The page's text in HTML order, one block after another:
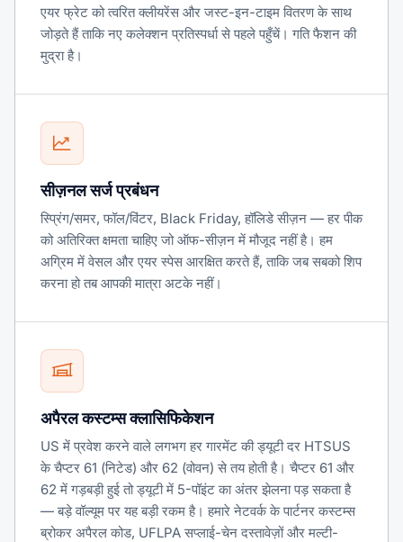
एयर फ्रेट को त्वरित क्लीयरेंस और जस्ट-इन-टाइम वितरण के साथ
जोड़ते हैं ताकि नए कलेक्शन प्रतिस्पर्धा से पहले पहुँचें। गति फैशन की
मुद्रा है।
सीज़नल सर्ज प्रबंधन
स्प्रिंग/समर, फॉल/विंटर, Black Friday, हॉलिडे सीज़न — हर पीक
को अतिरिक्त क्षमता चाहिए जो ऑफ-सीज़न में मौजूद नहीं है। हम
अग्रिम में वेसल और एयर स्पेस आरक्षित करते हैं, ताकि जब सबको शिप
करना हो तब आपकी मात्रा अटके नहीं।
अपैरल कस्टम्स क्लासिफिकेशन
US में प्रवेश करने वाले लगभग हर गारमेंट की ड्यूटी दर HTSUS
के चैप्टर 61 (निटेड) और 62 (वोवन) से तय होती है। चैप्टर 61 और
62 में गड़बड़ी हुई तो ड्यूटी में 5-पॉइंट का अंतर झेलना पड़ सकता है
— बड़े वॉल्यूम पर यह बड़ी रकम है। हमारे नेटवर्क के पार्टनर कस्टम्स
ब्रोकर अपैरल कोड, UFLPA सप्लाई-चेन दस्तावेज़ों और मल्टी-